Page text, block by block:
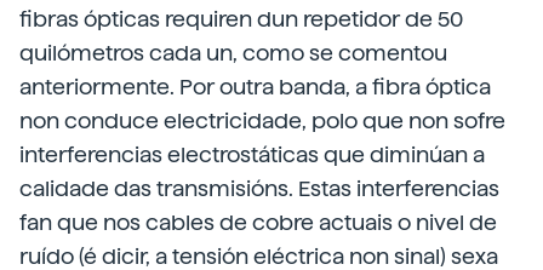
fibras ópticas requiren dun repetidor de 50
quilómetros cada un, como se comentou
anteriormente. Por outra banda, a fibra óptica
non conduce electricidade, polo que non sofre
interferencias electrostáticas que diminúan a
calidade das transmisións. Estas interferencias
fan que nos cables de cobre actuais o nivel de
ruído (é dicir, a tensión eléctrica non sinal) sexa